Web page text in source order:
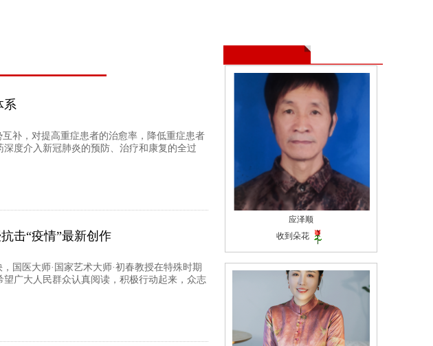
系
补，对提高重症患者的治愈率，降低重症患者
度介入新冠肺炎的预防、治疗和康复的全过
击“疫情”最新创作
国医大师·国家艺术大师·初春教授在特殊时期
广大人民群众认真阅读，积极行动起来，众志
应泽顺
收到朵花